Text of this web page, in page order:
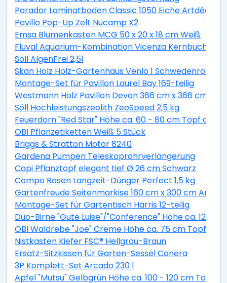
Parador Laminatboden Classic 1050 Eiche Artdéco
Pavillo Pop-Up Zelt Nucamp X2
Emsa Blumenkasten MCG 50 x 20 x 18 cm Weiß
Fluval Aquarium-Kombination Vicenza Kernbuche
Söll AlgenFrei 2,5l
Skan Holz Holz-Gartenhaus Venlo 1 Schwedenrot B x
Montage-Set für Pavillon Laurel Bay 169-teilig
Westmann Holz Pavillon Devon 366 cm x 366 cm
Söll Hochleistungszeolith ZeoSpeed 2,5 kg
Feuerdorn "Red Star" Höhe ca. 60 - 80 cm Topf ca. 2
OBI Pflanzetiketten Weiß 5 Stück
Briggs & Stratton Motor 8240
Gardena Pumpen Teleskoprohrverlängerung
Capi Pflanztopf elegant tief Ø 26 cm Schwarz
Compo Rasen Langzeit-Dünger Perfect 1,5 kg
Gartenfreude Seitenmarkise 160 cm x 300 cm
Montage-Set für Gartentisch Harris 12-teilig
Duo-Birne "Gute Luise"/"Conference" Höhe ca. 120 -
OBI Waldrebe "Joe" Creme Höhe ca. 75 cm Topf ca.
Nistkasten Kiefer FSC® Hellgrau-Braun
Ersatz-Sitzkissen für Garten-Sessel Canera
3P Komplett-Set Arcado 230 l
Apfel "Mutsu" Gelbgrün Höhe ca. 100 - 120 cm Topf